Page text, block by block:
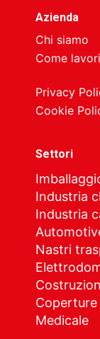
Azienda
Chi siamo
Come
Privacy
Cookie
Settori
Industria
Industria
Nastri
Coperture
Medicale